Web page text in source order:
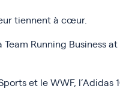
tiennent à cœur.​
Running Business
et le WWF, l’Adidas